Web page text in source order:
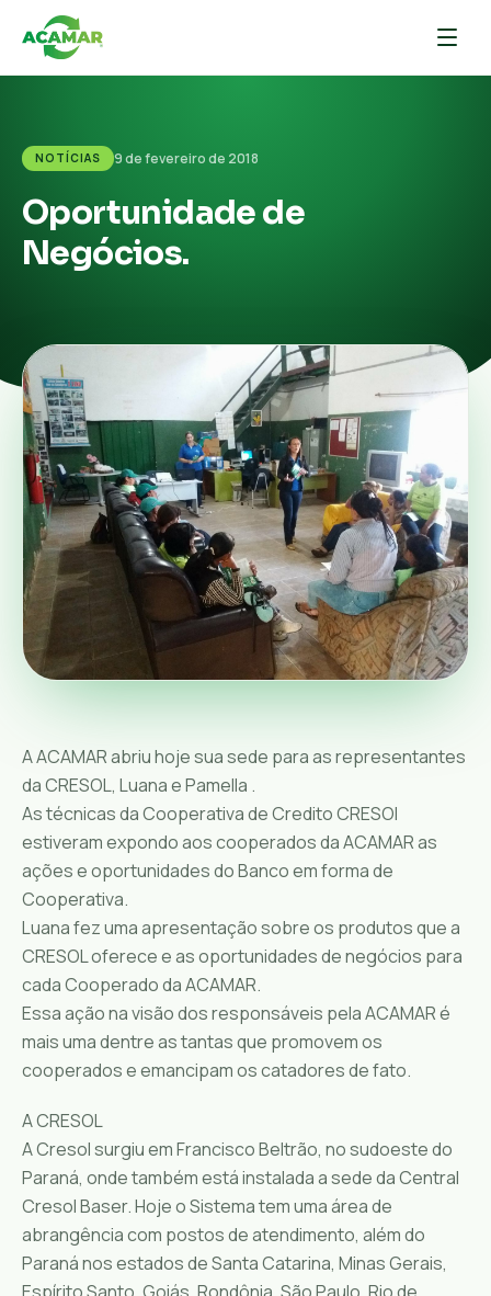
NOTÍCIAS 9 de fevereiro de 2018
Oportunidade de
Negócios.
A ACAMAR abriu hoje sua sede para as representantes
da CRESOL, Luana e Pamella .
As técnicas da Cooperativa de Credito CRESOl
estiveram expondo aos cooperados da ACAMAR as
ações e oportunidades do Banco em forma de
Cooperativa.
Luana fez uma apresentação sobre os produtos que a
CRESOL oferece e as oportunidades de negócios para
cada Cooperado da ACAMAR.
Essa ação na visão dos responsáveis pela ACAMAR é
mais uma dentre as tantas que promovem os
cooperados e emancipam os catadores de fato.
A CRESOL
A Cresol surgiu em Francisco Beltrão, no sudoeste do
Paraná, onde também está instalada a sede da Central
Cresol Baser. Hoje o Sistema tem uma área de
abrangência com postos de atendimento, além do
Paraná nos estados de Santa Catarina, Minas Gerais,
Espírito Santo, Goiás, Rondônia, São Paulo, Rio de